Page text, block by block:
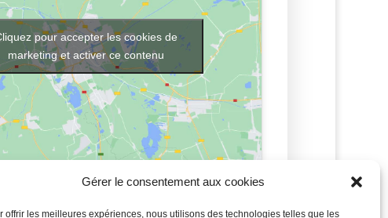
Gérer le consentement aux cookies
offrir les meilleures expériences, nous utilisons des technologies telles que les
pour accepter les cookies de
marketing et activer ce contenu